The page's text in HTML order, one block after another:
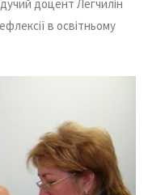
доцент Легчилін
в освітньому